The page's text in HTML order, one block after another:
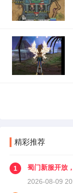
精彩推荐
1
蜀门新服开放
2026-08-09